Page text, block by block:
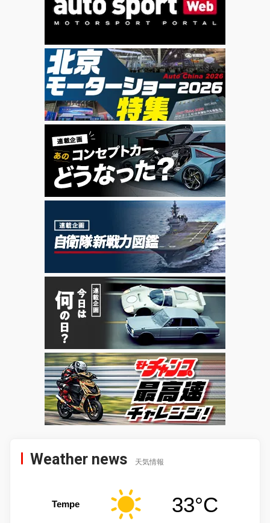
Weather news 天気情報
Tempe 33°C